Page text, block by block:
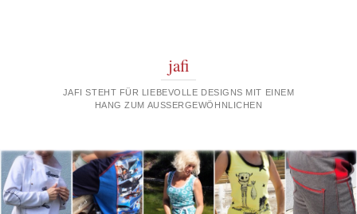
jafi
JAFI STEHT FÜR LIEBEVOLLE DESIGNS MIT EINEM
HANG ZUM AUSSERGEWÖHNLICHEN